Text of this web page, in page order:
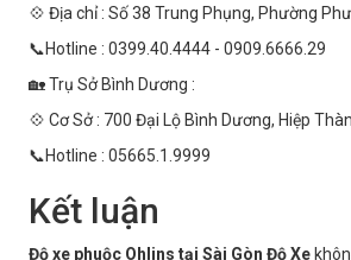
💠 Địa chỉ : Số 38 Trung Phụng, Phường
📞Hotline : 0399.40.4444 - 0909.6666.29
🏡 Trụ Sở Bình Dương :
💠 Cơ Sở : 700 Đại Lộ Bình Dương, Hiệp
📞Hotline : 05665.1.9999
Kết luận
Độ xe phuộc Ohlins tại Sài Gòn Độ Xe